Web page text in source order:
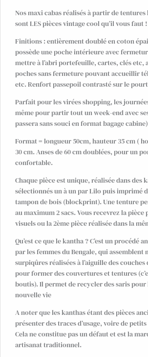
Nos maxi cabas réalisés à partir de
sont LES pièces vintage cool qu’il vous faut !
Finitions : entièrement doublé en coton
possède une poche intérieure avec
mettre à l’abri portefeuille, cartes, clés etc,
poches sans fermeture pouvant accueillir
etc. Renfort passepoil contrasté sur le
Parfait pour les virées shopping, les
même pour partir tout un week-end avec
passera sans souci en format bagage cabine)
Format = longueur 50cm, hauteur 35 cm (
30 cm. Anses de 60 cm doublées, pour un
confortable.
Chaque pièce est unique, réalisée dans des
sélectionnés un à un par Lilo puis imprimé
tampon de bois (blockprint). Une tenture
au maximum 2 sacs. Vous recevrez la pièce
visuels ou la 2ème pièce réalisée dans la
Qu’est ce que le kantha ? C’est un procédé
par les femmes du Bengale, qui assemblent
surpiqûres réalisées à l’aiguille des couches
pour former des couvertures et tentures
boutis). Il permet de recycler des saris
nouvelle vie
A noter que les kanthas étant des pièces
présenter des traces d’usage, voire de
Cela ne constitue pas un défaut et est la
artisanat traditionnel.